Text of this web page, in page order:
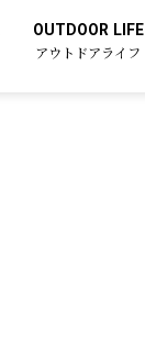
OUTDOOR LIFE
アウトドアライフ